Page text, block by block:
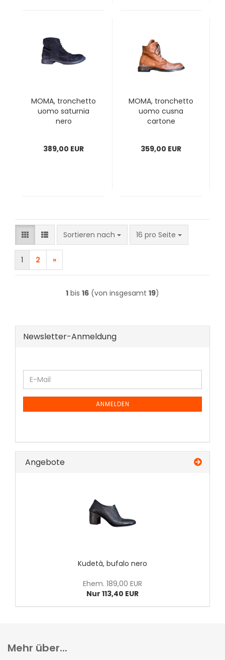
MOMA, tronchetto
uomo saturnia
nero
389,00 EUR
MOMA, tronchetto
uomo cusna
cartone
359,00 EUR
Sortieren nach
Sortieren nach 16 pro Seite
pro Seite
1 2 »
1 bis 16 (von insgesamt 19)
Newsletter-Anmeldung
WEITER
ZUR
NEWSLETTER-
E-
Mail
ANMELDEN
Angebote
Kudetà, bufalo nero
Ehem. 189,00 EUR
Nur 113,40 EUR
Mehr über...